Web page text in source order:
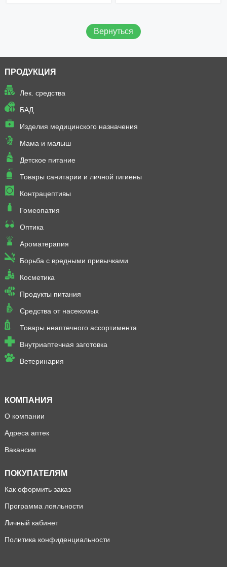
Вернуться
ПРОДУКЦИЯ
Лек. средства
БАД
Изделия медицинского назначения
Мама и малыш
Детское питание
Товары санитарии и личной гигиены
Контрацептивы
Гомеопатия
Оптика
Ароматерапия
Борьба с вредными привычками
Косметика
Продукты питания
Средства от насекомых
Товары неаптечного ассортимента
Внутриаптечная заготовка
Ветеринария
КОМПАНИЯ
О компании
Адреса аптек
Вакансии
ПОКУПАТЕЛЯМ
Как оформить заказ
Программа лояльности
Личный кабинет
Политика конфиденциальности